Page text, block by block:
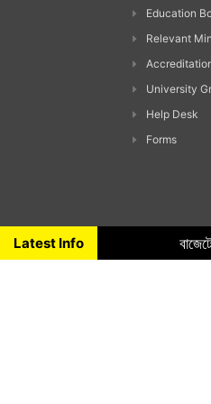
Latest Info বাজেটের
Education
Relevant
University
Help Desk
Forms